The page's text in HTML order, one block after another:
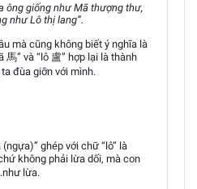
ông giống như Mã thượng thư,
như Lô thị lang”.
mà cũng không biết ý nghĩa là
” và “lô 盧” hợp lại là thành
đùa giỡn với mình.
ghép với chữ “lô” là
không phải lừa dối, mà con
lừa.